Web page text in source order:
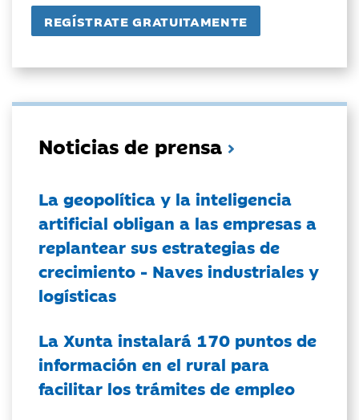
Noticias de prensa
La geopolítica y la inteligencia
artificial obligan a las empresas a
replantear sus estrategias de
crecimiento - Naves industriales y
logísticas
La Xunta instalará 170 puntos de
información en el rural para
facilitar los trámites de empleo